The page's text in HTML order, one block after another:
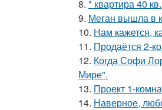
8. * квартира 40 кв.
9. Меган вышла в
10. Нам кажется,
11. Продаётся 2-
12. Когда Софи
Мире".
13. Проект 1-
14. Наверное,